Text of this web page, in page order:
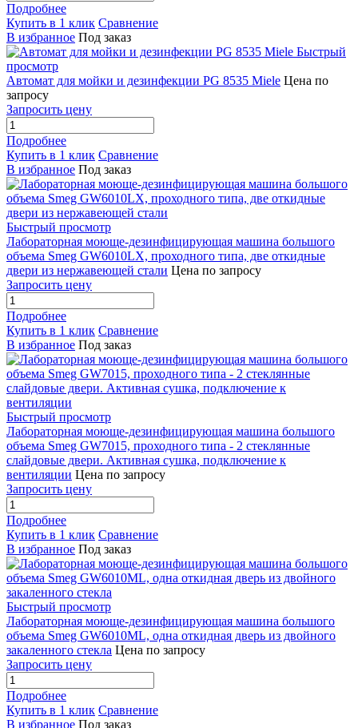
Подробнее
Купить в 1 клик Сравнение
В избранное Под заказ
Быстрый
просмотр
Автомат для мойки и дезинфекции PG 8535 Miele Цена по
запросу
Запросить цену
Подробнее
Купить в 1 клик Сравнение
В избранное Под заказ
Быстрый просмотр
Лабораторная моюще-дезинфицирующая машина большого
объема Smeg GW6010LX, проходного типа, две откидные
двери из нержавеющей стали Цена по запросу
Запросить цену
Подробнее
Купить в 1 клик Сравнение
В избранное Под заказ
Быстрый просмотр
Лабораторная моюще-дезинфицирующая машина большого
объема Smeg GW7015, проходного типа - 2 стеклянные
слайдовые двери. Активная сушка, подключение к
вентиляции Цена по запросу
Запросить цену
Подробнее
Купить в 1 клик Сравнение
В избранное Под заказ
Быстрый просмотр
Лабораторная моюще-дезинфицирующая машина большого
объема Smeg GW6010ML, одна откидная дверь из двойного
закаленного стекла Цена по запросу
Запросить цену
Подробнее
Купить в 1 клик Сравнение
В избранное Под заказ